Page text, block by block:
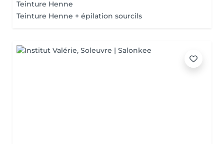
Teinture Henne
Teinture Henne + épilation sourcils